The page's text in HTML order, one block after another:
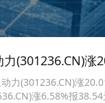
(301236.CN)涨
力(301236.CN)涨
涨6.58%报